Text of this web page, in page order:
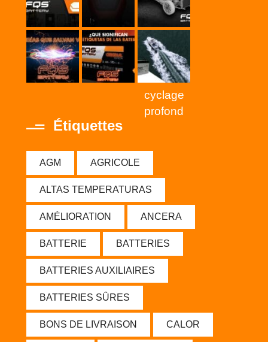
cyclage
profond
Étiquettes
AGM AGRICOLE
ALTAS TEMPERATURAS
AMÉLIORATION ANCERA
BATTERIE BATTERIES
BATTERIES AUXILIAIRES
BATTERIES SÛRES
BONS DE LIVRAISON CALOR